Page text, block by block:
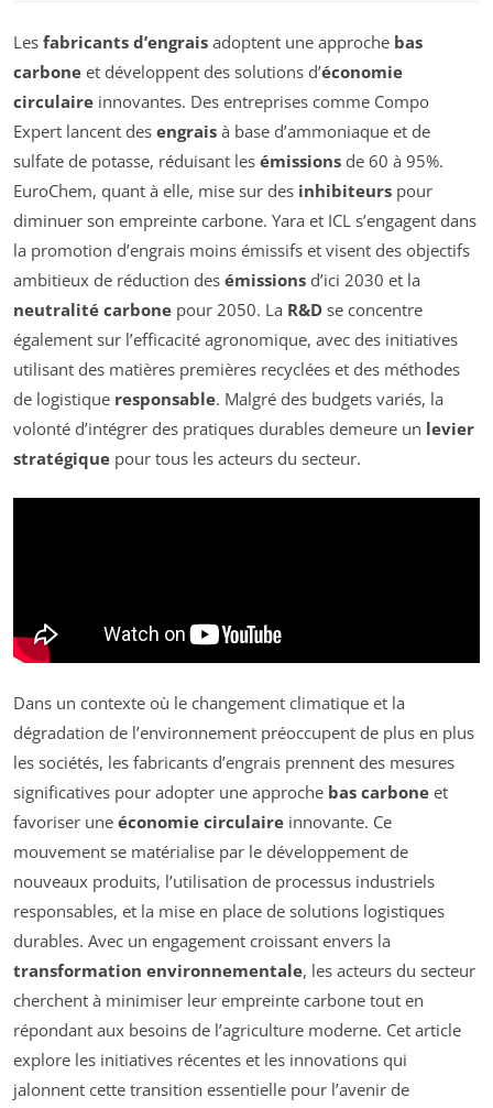
Les fabricants d’engrais adoptent une approche bas
carbone et développent des solutions d’économie
circulaire innovantes. Des entreprises comme Compo
Expert lancent des engrais à base d’ammoniaque et de
sulfate de potasse, réduisant les émissions de 60 à 95%.
EuroChem, quant à elle, mise sur des inhibiteurs pour
diminuer son empreinte carbone. Yara et ICL s’engagent dans
la promotion d’engrais moins émissifs et visent des objectifs
ambitieux de réduction des émissions d’ici 2030 et la
neutralité carbone pour 2050. La R&D se concentre
également sur l’efficacité agronomique, avec des initiatives
utilisant des matières premières recyclées et des méthodes
de logistique responsable. Malgré des budgets variés, la
volonté d’intégrer des pratiques durables demeure un levier
stratégique pour tous les acteurs du secteur.
Dans un contexte où le changement climatique et la
dégradation de l’environnement préoccupent de plus en plus
les sociétés, les fabricants d’engrais prennent des mesures
significatives pour adopter une approche bas carbone et
favoriser une économie circulaire innovante. Ce
mouvement se matérialise par le développement de
nouveaux produits, l’utilisation de processus industriels
responsables, et la mise en place de solutions logistiques
durables. Avec un engagement croissant envers la
transformation environnementale, les acteurs du secteur
cherchent à minimiser leur empreinte carbone tout en
répondant aux besoins de l’agriculture moderne. Cet article
explore les initiatives récentes et les innovations qui
jalonnent cette transition essentielle pour l’avenir de